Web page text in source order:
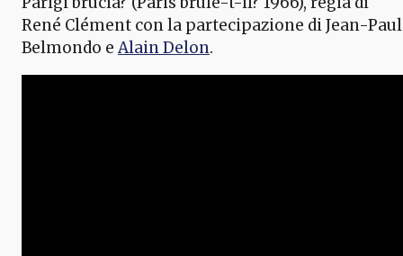
René Clément con la partecipazione di Jean-Paul
Belmondo eAlain Delon.